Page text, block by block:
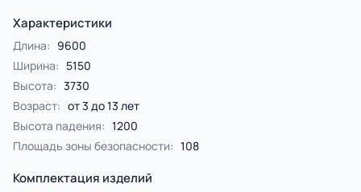
ограждения с декоративными накладками, две сетки
фанерным парусом и металлическим флагом.
Характеристики
Длина: 9600
Ширина: 5150
Высота: 3730
Возраст: от 3 до 13 лет
Высота падения: 1200
Площадь зоны безопасности: 108
Комплектация изделий